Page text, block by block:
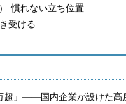
慣れない立ち位置
受ける
超」――国内企業が設けた